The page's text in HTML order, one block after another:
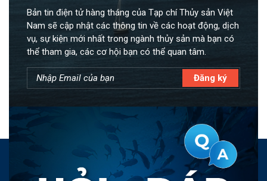
Đông Bắc Bộ đã có mưa to,
có nơi mưa rất to với lượng
mưa phổ biến 50 – 100 mm,
có nơi trên 130 mm.
Bản tin điện tử hàng tháng của Tạp chí Thủy sản Việt
Nam sẽ cập nhật các thông tin về các hoạt động, dịch
vụ, sự kiện mới nhất trong ngành thủy sản mà bạn có
thể tham gia, các cơ hội bạn có thể quan tâm.